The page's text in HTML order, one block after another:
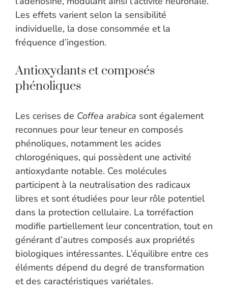
Les effets varient selon la sensibilité
individuelle, la dose consommée et la
fréquence d’ingestion.
Antioxydants et composés
phénoliques
Les cerises de Coffea arabica sont également
reconnues pour leur teneur en composés
phénoliques, notamment les acides
chlorogéniques, qui possèdent une activité
antioxydante notable. Ces molécules
participent à la neutralisation des radicaux
libres et sont étudiées pour leur rôle potentiel
dans la protection cellulaire. La torréfaction
modifie partiellement leur concentration, tout en
générant d’autres composés aux propriétés
biologiques intéressantes. L’équilibre entre ces
éléments dépend du degré de transformation
et des caractéristiques variétales.